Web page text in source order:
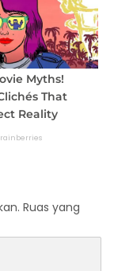
Ruas yang